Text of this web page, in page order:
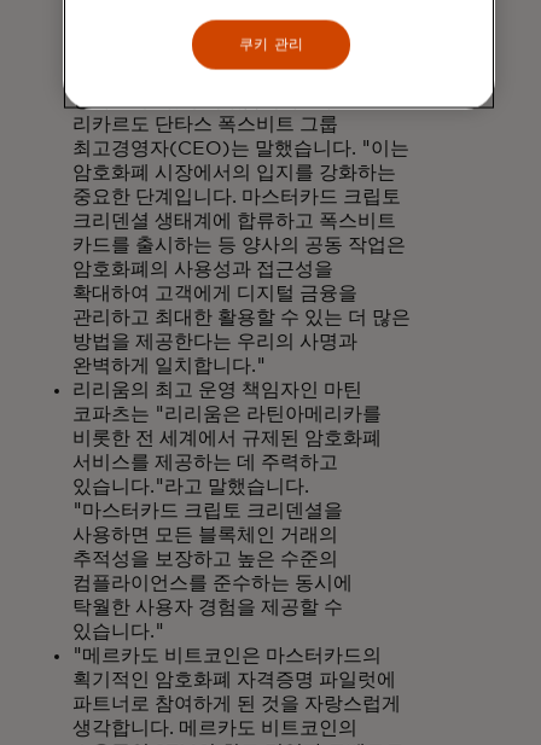
부응하고 역동적인 암호화폐 세계에서
사용자 경험을 풍부하게 하는 솔루션을
제공하고자 하는 우리의 노력을 더욱
강화할 수 있게 되었습니다."라고
리카르도 단타스 폭스비트 그룹
최고경영자(CEO)는 말했습니다. "이는
암호화폐 시장에서의 입지를 강화하는
중요한 단계입니다. 마스터카드 크립토
크리덴셜 생태계에 합류하고 폭스비트
카드를 출시하는 등 양사의 공동 작업은
암호화폐의 사용성과 접근성을
확대하여 고객에게 디지털 금융을
관리하고 최대한 활용할 수 있는 더 많은
방법을 제공한다는 우리의 사명과
완벽하게 일치합니다."
리리움의 최고 운영 책임자인 마틴
코파츠는 "리리움은 라틴아메리카를
비롯한 전 세계에서 규제된 암호화폐
서비스를 제공하는 데 주력하고
있습니다."라고 말했습니다.
"마스터카드 크립토 크리덴셜을
사용하면 모든 블록체인 거래의
추적성을 보장하고 높은 수준의
컴플라이언스를 준수하는 동시에
탁월한 사용자 경험을 제공할 수
있습니다."
"메르카도 비트코인은 마스터카드의
획기적인 암호화폐 자격증명 파일럿에
파트너로 참여하게 된 것을 자랑스럽게
생각합니다. 메르카도 비트코인의
쿠키 관리